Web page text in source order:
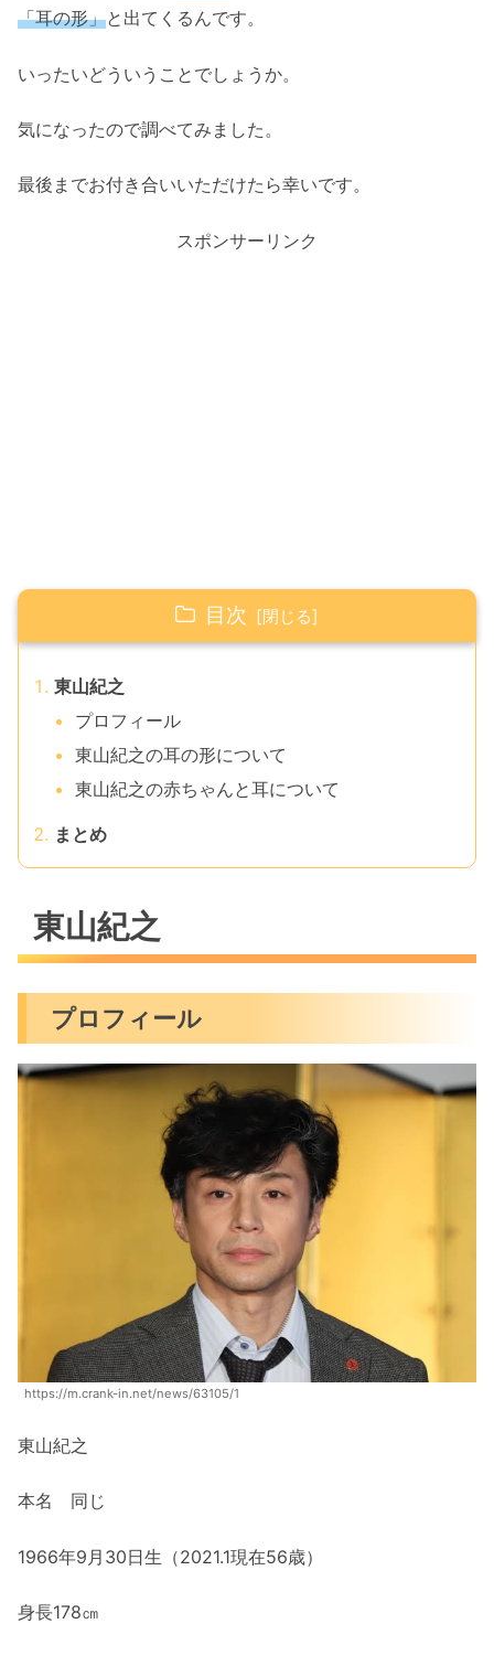
「耳の形」と出てくるんです。
いったいどういうことでしょうか。
気になったので調べてみました。
最後までお付き合いいただけたら幸いです。
スポンサーリンク
目次
東山紀之
プロフィール
東山紀之の耳の形について
東山紀之の赤ちゃんと耳について
まとめ
東山紀之
プロフィール
https://m.crank-in.net/news/63105/1
東山紀之
本名 同じ
1966年9月30日生（2021.1現在56歳）
身長178㎝